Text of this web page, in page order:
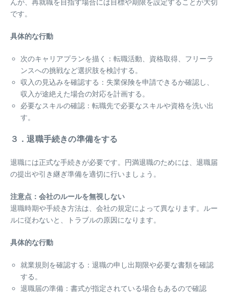
んが、再就職を目指す場合には目標や期限を設定することが大切
です。
具体的な行動
次のキャリアプランを描く：転職活動、資格取得、フリーラ
ンスへの挑戦など選択肢を検討する。
収入の見込みを確認する：失業保険を申請できるか確認し、
収入が途絶えた場合の対応を計画する。
必要なスキルの確認：転職先で必要なスキルや資格を洗い出
す。
３．退職手続きの準備をする
退職には正式な手続きが必要です。円満退職のためには、退職届
の提出や引き継ぎ準備を適切に行いましょう。
注意点：会社のルールを無視しない
退職時期や手続き方法は、会社の規定によって異なります。ルー
ルに従わないと、トラブルの原因になります。
具体的な行動
就業規則を確認する：退職の申し出期限や必要な書類を確認
する。
退職届の準備：書式が指定されている場合もあるので確認